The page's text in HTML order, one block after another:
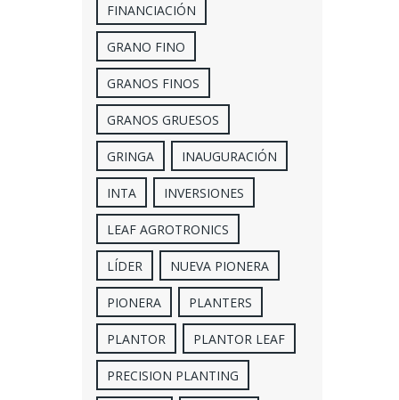
FINANCIACIÓN
GRANO FINO
GRANOS FINOS
GRANOS GRUESOS
GRINGA INAUGURACIÓN
INTA INVERSIONES
LEAF AGROTRONICS
LÍDER NUEVA PIONERA
PIONERA PLANTERS
PLANTOR PLANTOR LEAF
PRECISION PLANTING